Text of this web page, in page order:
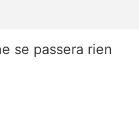
se passera rien